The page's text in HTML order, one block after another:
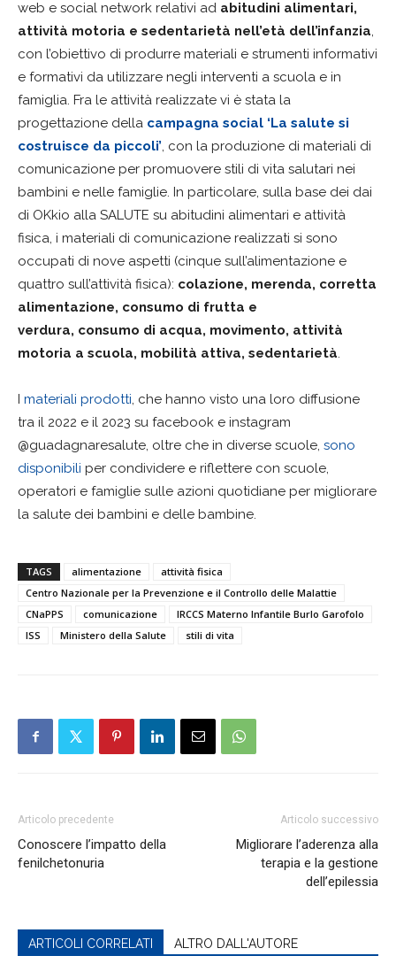
web e social network relativi ad abitudini alimentari,
attività motoria e sedentarietà nell’età dell’infanzia,
con l’obiettivo di produrre materiali e strumenti informativi
e formativi da utilizzare negli interventi a scuola e in
famiglia. Fra le attività realizzate vi è stata la
progettazione della campagna social ‘La salute si
costruisce da piccoli’, con la produzione di materiali di
comunicazione per promuovere stili di vita salutari nei
bambini e nelle famiglie. In particolare, sulla base dei dai
di OKkio alla SALUTE su abitudini alimentari e attività
fisica, i materiali di comunicazione realizzati si sono
occupati di nove aspetti (cinque sull’alimentazione e
quattro sull’attività fisica): colazione, merenda, corretta
alimentazione, consumo di frutta e
verdura, consumo di acqua, movimento, attività
motoria a scuola, mobilità attiva, sedentarietà.
I materiali prodotti, che hanno visto una loro diffusione
tra il 2022 e il 2023 su facebook e instagram
@guadagnaresalute, oltre che in diverse scuole, sono
disponibili per condividere e riflettere con scuole,
operatori e famiglie sulle azioni quotidiane per migliorare
la salute dei bambini e delle bambine.
TAGS alimentazione
attività fisica
Centro Nazionale per la Prevenzione e il Controllo delle Malattie
CNaPPS
comunicazione
IRCCS Materno Infantile Burlo Garofolo
ISS
Ministero della Salute stili di vita
Articolo precedente
Conoscere l’impatto della
fenilchetonuria
Articolo successivo
Migliorare l’aderenza alla
terapia e la gestione
dell’epilessia
ARTICOLI CORRELATI ALTRO DALL'AUTORE